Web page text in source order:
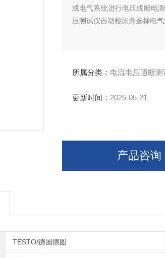
或电气系统进行电压或断电
压测试仪自动检测并选择电
所属分类： 电流电压通断测
更新时间： 2025-05-21
产品咨询
TESTO/德国德图